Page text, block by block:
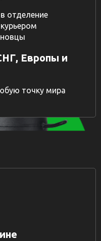
отделение
Европы и
точку мира